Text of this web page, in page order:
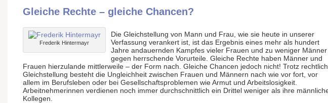
Gleiche Rechte – gleiche Chancen?
Frederik Hintermayr
Die Gleichstellung von Mann und Frau, wie sie heute in unserer
Verfassung verankert ist, ist das Ergebnis eines mehr als hundert
Jahre andauernden Kampfes vieler Frauen und zu weniger Männer
gegen herrschende Vorurteile. Gleiche Rechte haben Männer und
Frauen hierzulande mittlerweile – der Form nach. Gleiche Chancen jedoch nicht! Trotz
Gleichstellung besteht die Ungleichheit zwischen Frauen und Männern nach wie vor fort, vor
allem im Berufsleben oder bei Gesellschaftsproblemen wie Armut und Arbeitslosigkeit.
Arbeitnehmerinnen verdienen noch immer durchschnittlich ein Drittel weniger als ihre
Kollegen.